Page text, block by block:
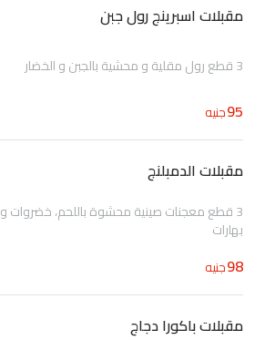
مقبلات اسبرينج رول جبن
3 قطع رول مقلية و محشية بالجبن و الخضار
95جنيه
مقبلات الدمبلنج
3 قطع معجنات صينية محشوة باللحم، خضروات و
بهارات
98جنيه
مقبلات باكورا دجاج